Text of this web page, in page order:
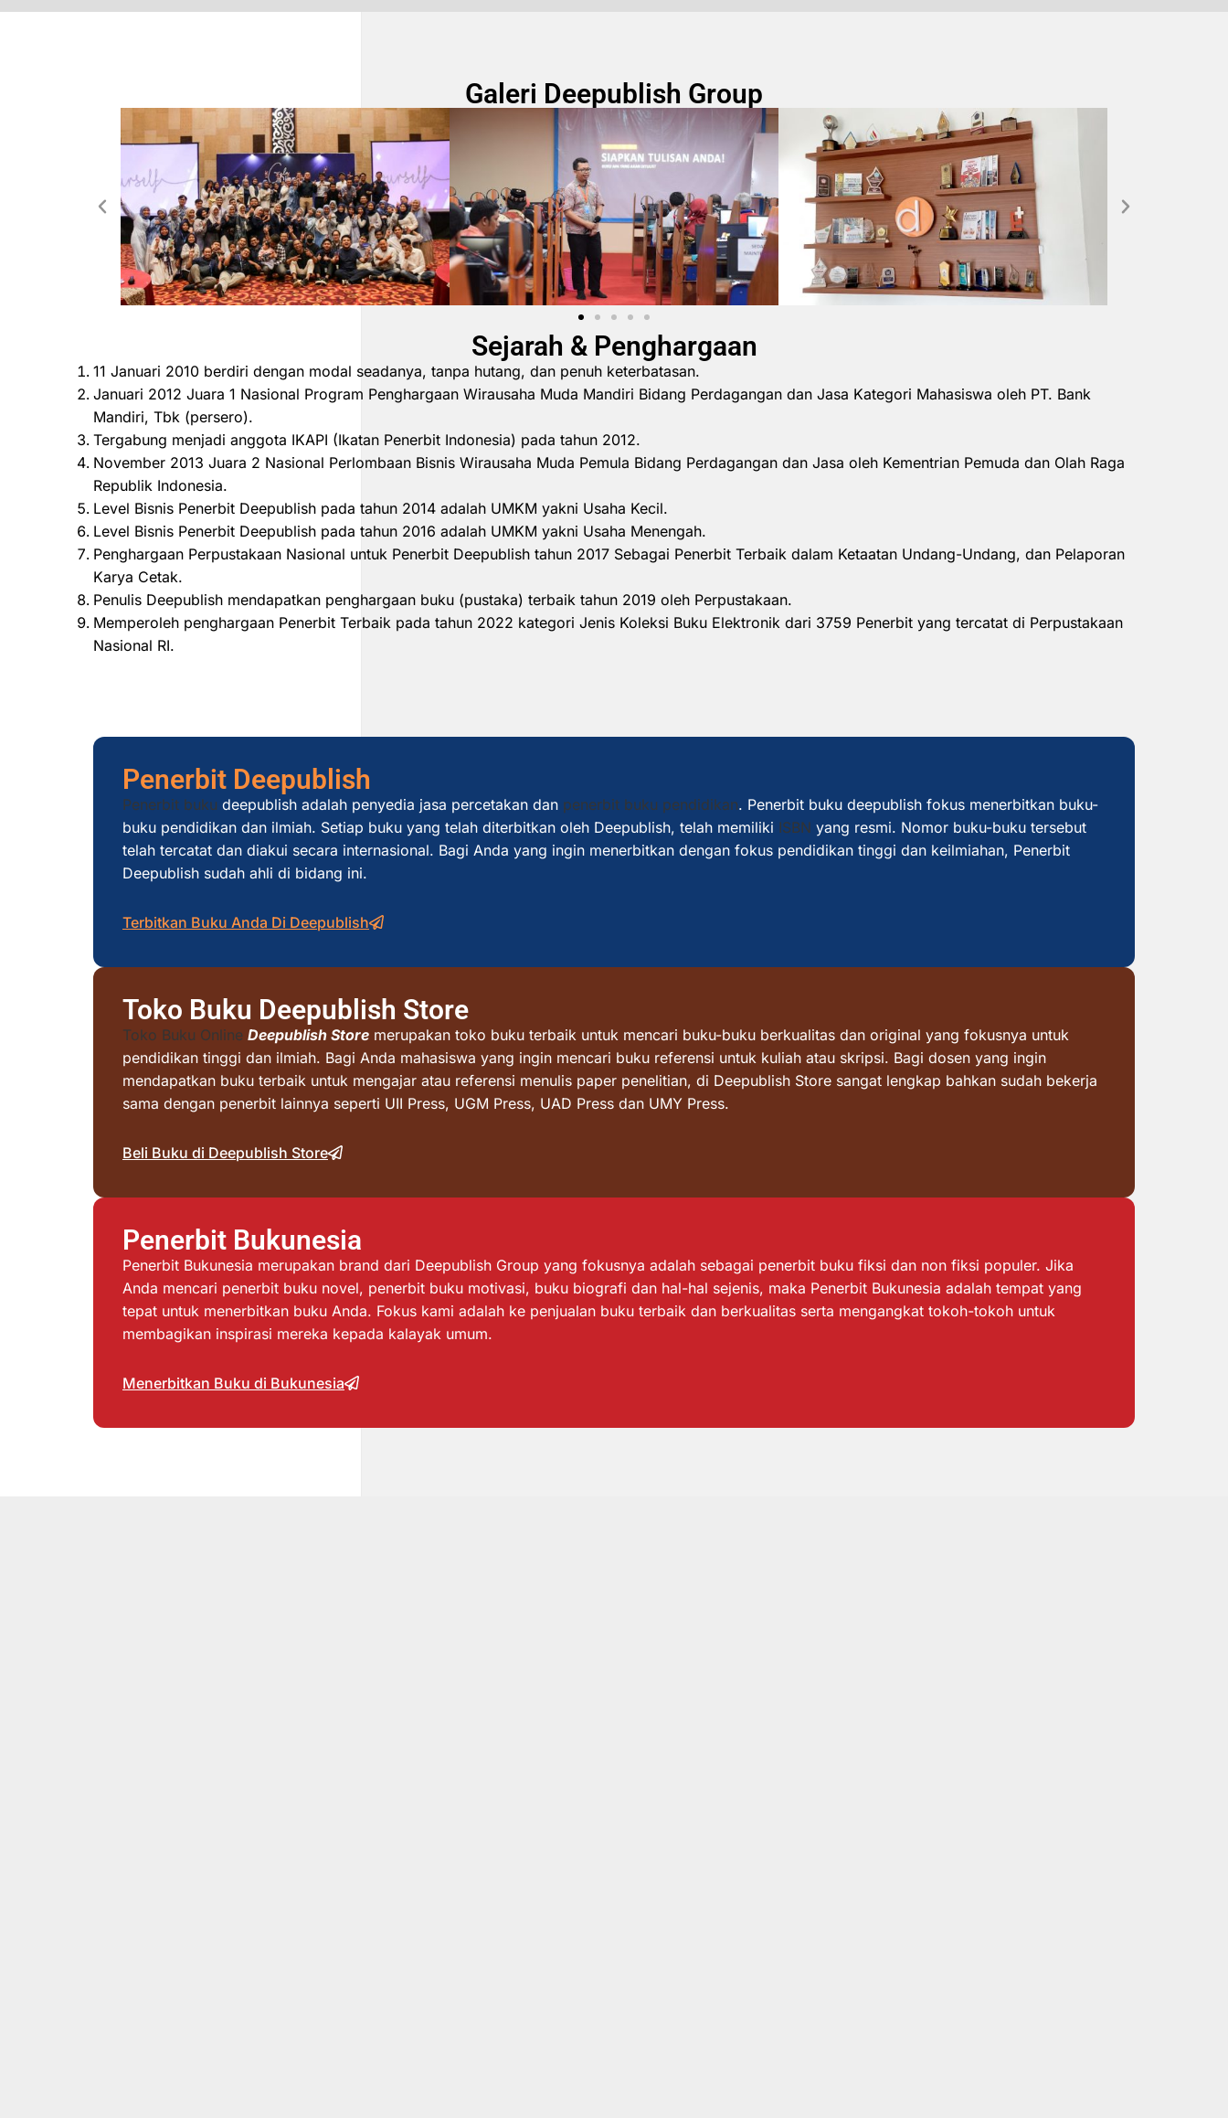
Galeri Deepublish Group
Sejarah & Penghargaan
11 Januari 2010 berdiri dengan modal seadanya, tanpa hutang, dan penuh keterbatasan.
Januari 2012 Juara 1 Nasional Program Penghargaan Wirausaha Muda Mandiri Bidang Perdagangan dan Jasa Kategori Mahasiswa oleh PT. Bank
Mandiri, Tbk (persero).
Tergabung menjadi anggota IKAPI (Ikatan Penerbit Indonesia) pada tahun 2012.
November 2013 Juara 2 Nasional Perlombaan Bisnis Wirausaha Muda Pemula Bidang Perdagangan dan Jasa oleh Kementrian Pemuda dan Olah Raga
Republik Indonesia.
Level Bisnis Penerbit Deepublish pada tahun 2014 adalah UMKM yakni Usaha Kecil.
Level Bisnis Penerbit Deepublish pada tahun 2016 adalah UMKM yakni Usaha Menengah.
Penghargaan Perpustakaan Nasional untuk Penerbit Deepublish tahun 2017 Sebagai Penerbit Terbaik dalam Ketaatan Undang-Undang, dan Pelaporan
Karya Cetak.
Penulis Deepublish mendapatkan penghargaan buku (pustaka) terbaik tahun 2019 oleh Perpustakaan.
Memperoleh penghargaan Penerbit Terbaik pada tahun 2022 kategori Jenis Koleksi Buku Elektronik dari 3759 Penerbit yang tercatat di Perpustakaan
Nasional RI.
Penerbit Deepublish
Penerbit buku deepublish adalah penyedia jasa percetakan dan penerbit buku pendidikan. Penerbit buku deepublish fokus menerbitkan buku-
buku pendidikan dan ilmiah. Setiap buku yang telah diterbitkan oleh Deepublish, telah memiliki ISBN yang resmi. Nomor buku-buku tersebut
telah tercatat dan diakui secara internasional. Bagi Anda yang ingin menerbitkan dengan fokus pendidikan tinggi dan keilmiahan, Penerbit
Deepublish sudah ahli di bidang ini.
Terbitkan Buku Anda Di Deepublish
Toko Buku Deepublish Store
Toko Buku Online Deepublish Store merupakan toko buku terbaik untuk mencari buku-buku berkualitas dan original yang fokusnya untuk
pendidikan tinggi dan ilmiah. Bagi Anda mahasiswa yang ingin mencari buku referensi untuk kuliah atau skripsi. Bagi dosen yang ingin
mendapatkan buku terbaik untuk mengajar atau referensi menulis paper penelitian, di Deepublish Store sangat lengkap bahkan sudah bekerja
sama dengan penerbit lainnya seperti UII Press, UGM Press, UAD Press dan UMY Press.
Beli Buku di Deepublish Store
Penerbit Bukunesia
Penerbit Bukunesia merupakan brand dari Deepublish Group yang fokusnya adalah sebagai penerbit buku fiksi dan non fiksi populer. Jika
Anda mencari penerbit buku novel, penerbit buku motivasi, buku biografi dan hal-hal sejenis, maka Penerbit Bukunesia adalah tempat yang
tepat untuk menerbitkan buku Anda. Fokus kami adalah ke penjualan buku terbaik dan berkualitas serta mengangkat tokoh-tokoh untuk
membagikan inspirasi mereka kepada kalayak umum.
Menerbitkan Buku di Bukunesia